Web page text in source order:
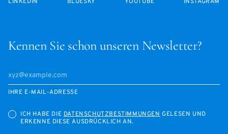
Kennen Sie schon unseren Newsletter?
IHRE E-MAIL-ADRESSE
ICH HABE DIE DATENSCHUTZBESTIMMUNGEN GELESEN UND
ERKENNE DIESE AUSDRÜCKLICH AN.